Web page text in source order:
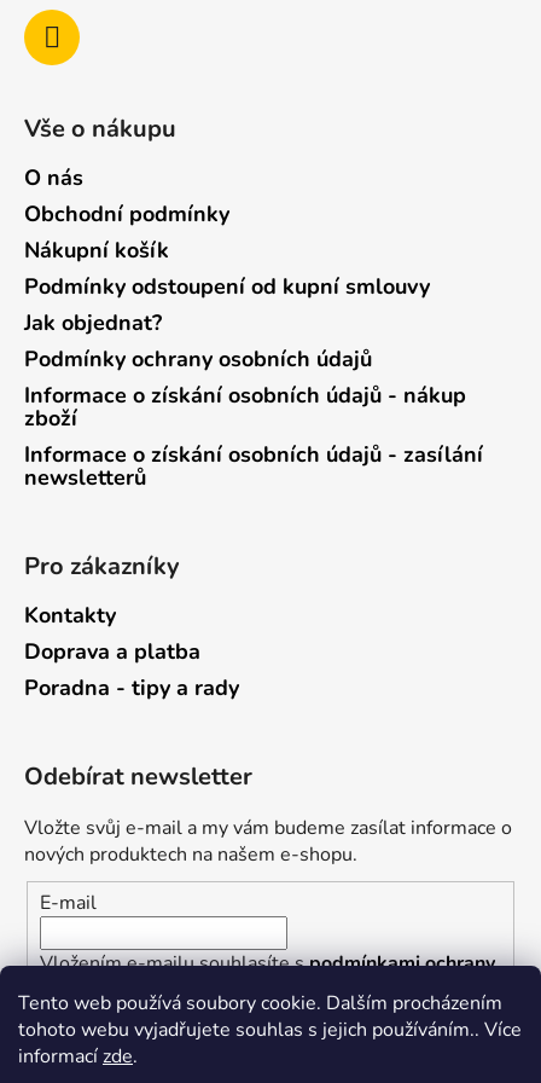
Tento web používá soubory cookie. Dalším procházením
tohoto webu vyjadřujete souhlas s jejich používáním.. Více
informacízde.
Vše o nákupu
O nás
Obchodní podmínky
Nákupní košík
Podmínky odstoupení od kupní smlouvy
Jak objednat?
Podmínky ochrany osobních údajů
Informace o získání osobních údajů - nákup
zboží
Informace o získání osobních údajů - zasílání
newsletterů
Pro zákazníky
Kontakty
Doprava a platba
Poradna - tipy a rady
Odebírat newsletter
Vložte svůj e-mail a my vám budeme zasílat informace o
nových produktech na našem e-shopu.
E-mail
Vložením e-mailu souhlasíte spodmínkami ochrany
osobních údajů
PŘIHLÁSIT SE